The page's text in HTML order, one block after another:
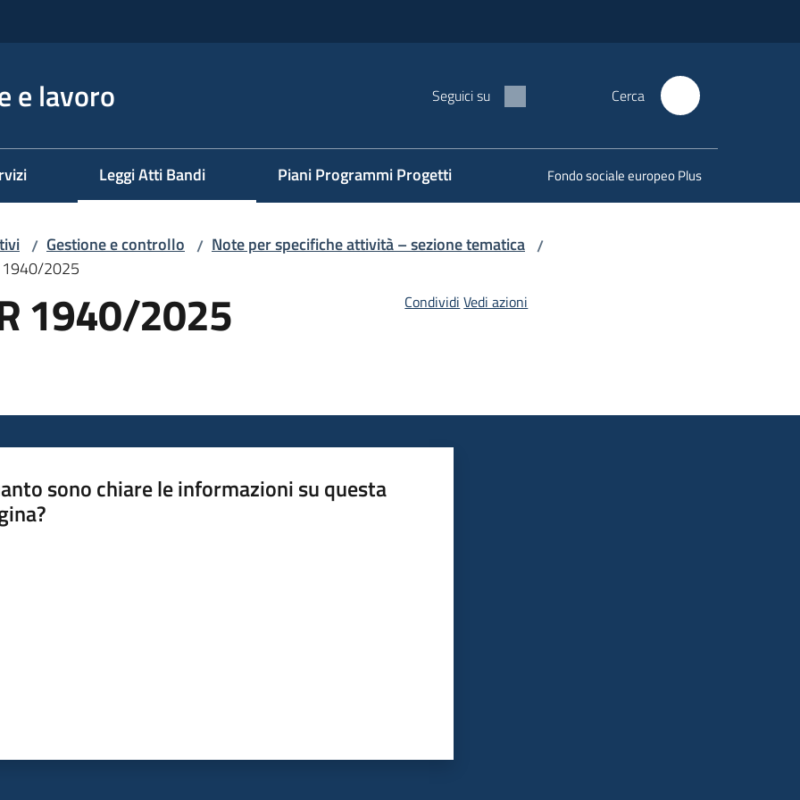
e lavoro Seguici su Cerca
Leggi Atti Bandi Piani Programmi Progetti Fondo sociale europeo Plus
/ Gestione e controllo / Note per specifiche attività – sezione tematica /
1940/2025
1940/2025 Condividi Vedi azioni
sono chiare le informazioni su questa